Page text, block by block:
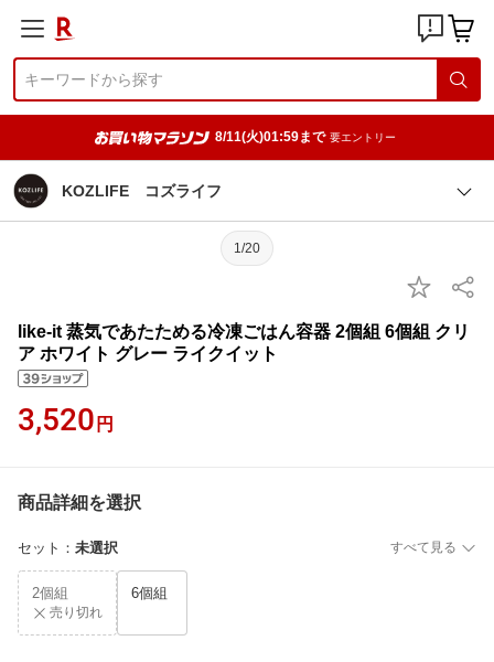
8/11(火)01:59まで 要エントリー
KOZLIFE コズライフ
1/20
like-it 蒸気であたためる冷凍ごはん容器 2個組 6個組 クリ
ア ホワイト グレー ライクイット
3,520 円
商品詳細を選択
セット ： 未選択 すべて見る
2個組
売り切れ
6個組